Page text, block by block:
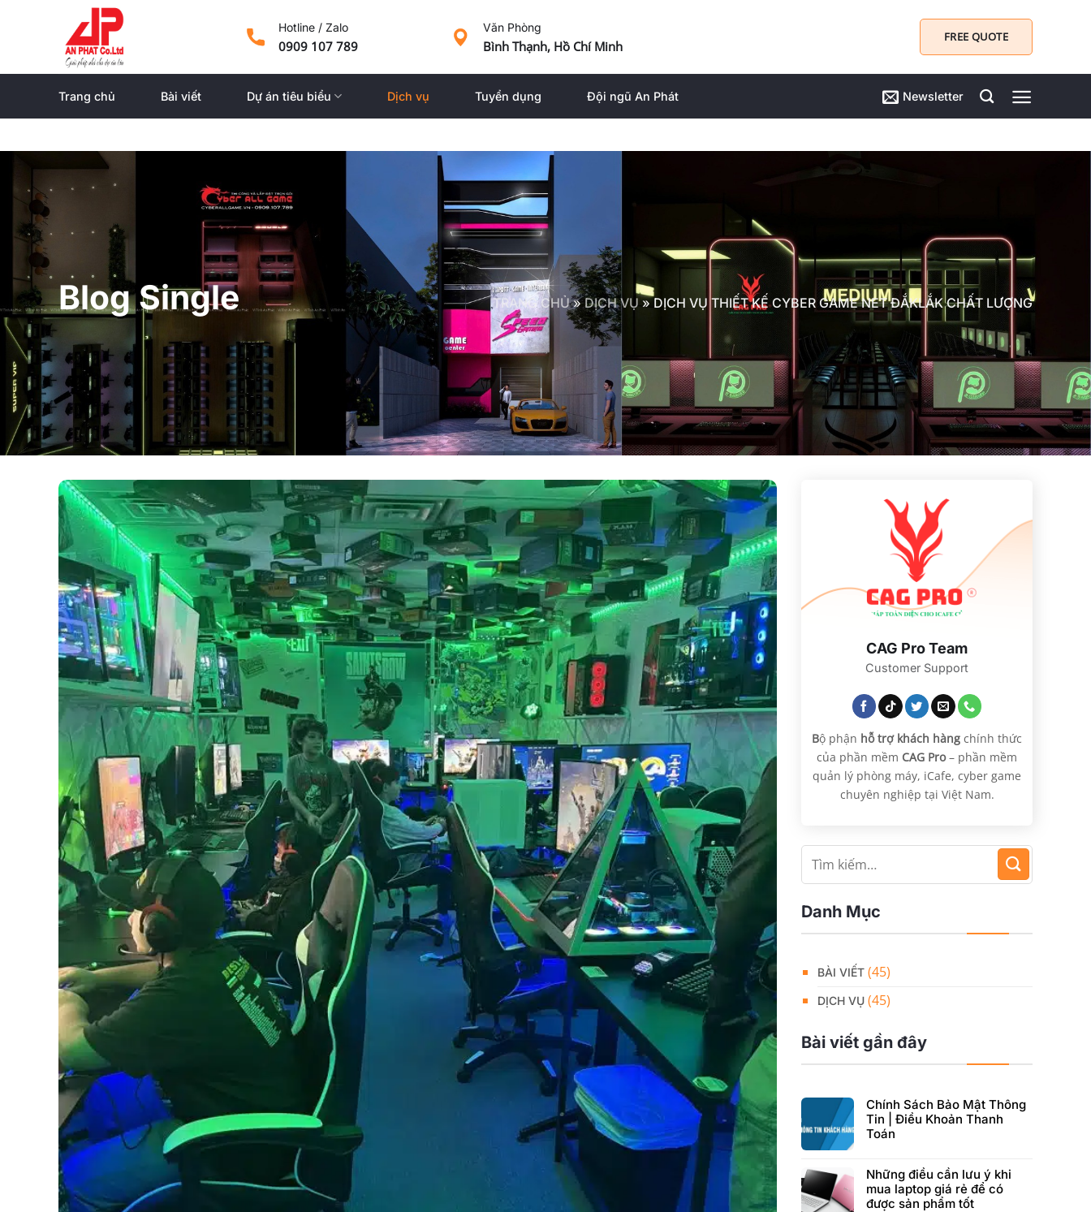
Hotline / Zalo
0909 107 789
Văn Phòng
Bình Thạnh, Hồ Chí Minh
FREE QUOTE
Trang chủ Bài viết Dự án tiêu biểu Dịch vụ Tuyển dụng Đội ngũ An Phát Newsletter
Blog Single TRANG CHỦ » DỊCH VỤ » DỊCH VỤ THIẾT KẾ CYBER GAME NET ĐẮKLẮK CHẤT LƯỢNG
CAG Pro Team
Customer Support
Bộ phận hỗ trợ khách hàng chính thức
của phần mềm CAG Pro– phần mềm
quản lý phòng máy, iCafe, cyber game
chuyên nghiệp tại Việt Nam.
Danh Mục
BÀI VIẾT (45)
DỊCH VỤ (45)
Bài viết gần đây
Chính Sách Bảo Mật Thông
Tin | Điều Khoản Thanh
Toán
Những điều cần lưu ý khi
mua laptop giá rẻ để có
được sản phẩm tốt